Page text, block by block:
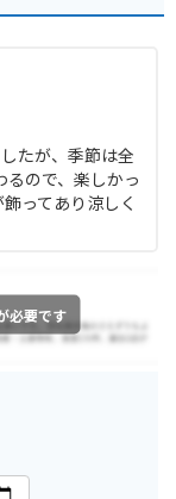
たが、季節は全
ので、楽しかっ
ってあり涼しく
必要です